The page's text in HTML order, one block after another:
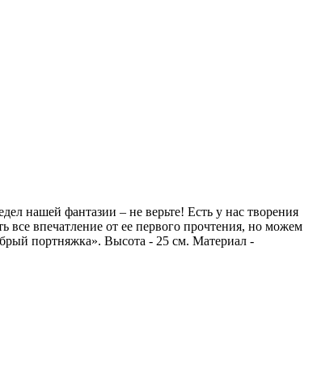
нашей фантазии – не верьте! Есть у нас творения
все впечатление от ее первого прочтения, но можем
портняжка». Высота - 25 см. Материал -